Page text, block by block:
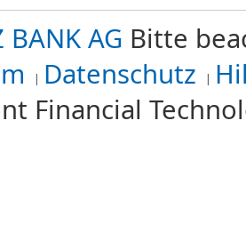
BANK AG Bitte
Datenschutz
Financial